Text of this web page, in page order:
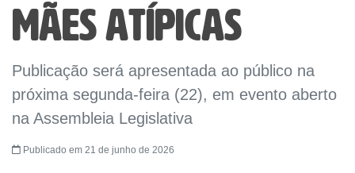
mães atípicas
Publicação será apresentada ao público na
próxima segunda-feira (22), em evento aberto
na Assembleia Legislativa
Publicado em 21 de junho de 2026